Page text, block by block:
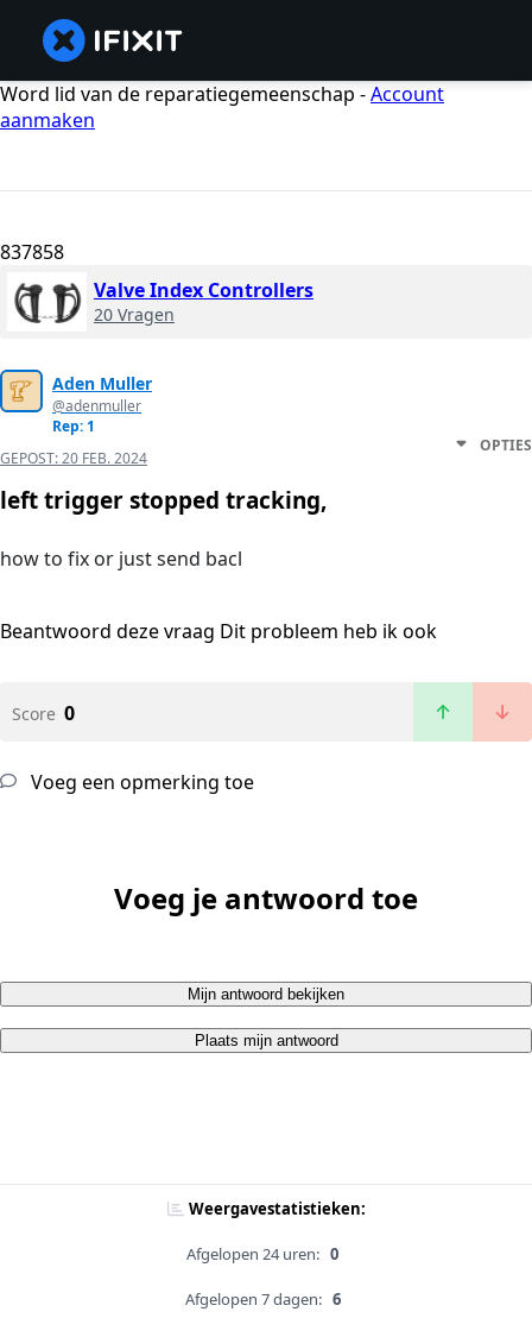
Word lid van de reparatiegemeenschap -Account
aanmaken
837858
Valve Index Controllers
20 Vragen
Aden Muller
@adenmuller
Rep: 1
GEPOST:20 FEB. 2024
OPTIES
left trigger stopped tracking,
how to fix or just send bacl
Beantwoord deze vraag Dit probleem heb ik ook
Score 0
Voeg een opmerking toe
Voeg je antwoord toe
Mijn antwoord bekijken
Plaats mijn antwoord
Weergavestatistieken:
Afgelopen 24 uren: 0
Afgelopen 7 dagen: 6